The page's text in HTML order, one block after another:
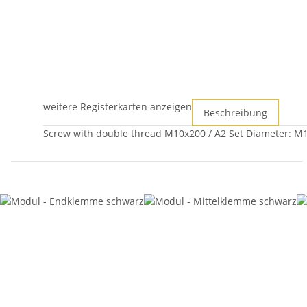
weitere Registerkarten anzeigen
Beschreibung
Screw with double thread M10x200 / A2 Set Diameter: